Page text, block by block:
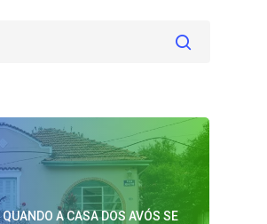
QUANDO A CASA DOS AVÓS SE